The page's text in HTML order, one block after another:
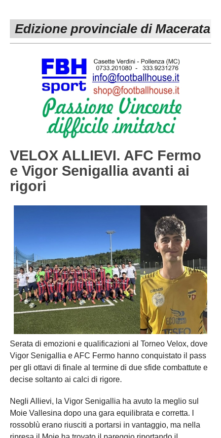
Carica la tua Rosa
1^ CATEGORIA
3^ CATEGORIA
GIOVANILI
Edizione provinciale di Macerata
VELOX ALLIEVI. AFC Fermo
e Vigor Senigallia avanti ai
rigori
Serata di emozioni e qualificazioni al Torneo Velox, dove
Vigor Senigallia e AFC Fermo hanno conquistato il pass
per gli ottavi di finale al termine di due sfide combattute e
decise soltanto ai calci di rigore.
Negli Allievi, la Vigor Senigallia ha avuto la meglio sul
Moie Vallesina dopo una gara equilibrata e corretta. I
rossoblù erano riusciti a portarsi in vantaggio, ma nella